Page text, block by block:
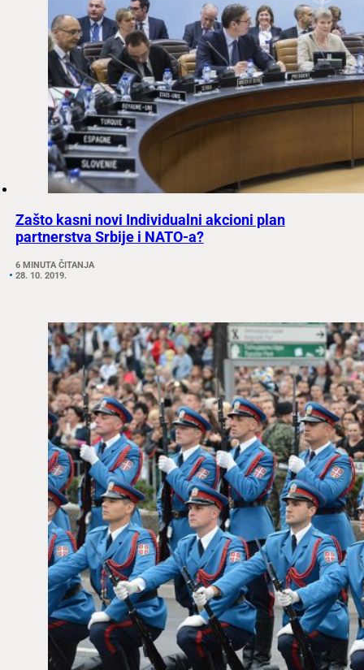
Zašto kasni novi Individualni akcioni plan
partnerstva Srbije i NATO-a?
6 MINUTA ČITANJA
28. 10. 2019.